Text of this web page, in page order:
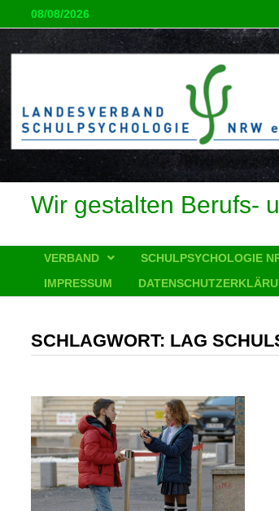
Inhalt
springen
08/08/2026
Wir gestalten Berufs-
VERBAND SCHULPSYCHOLOGIE
IMPRESSUM
SCHLAGWORT: LAG